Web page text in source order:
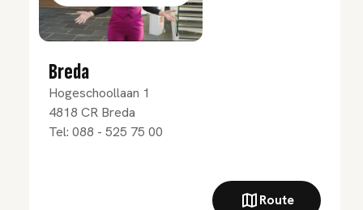
Breda
Hogeschoollaan 1
4818 CR Breda
Tel: 088 - 525 75 00
Route